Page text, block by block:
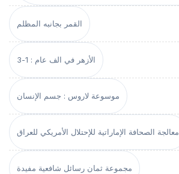
القمر بجانبه المظلم
الأزهر في الف عام : 1-3
موسوعة لاروس : جسم الإنسان
معالجة الصحافة الإماراتية للإحتلال الأمريكي للعراق
مجموعة ثمان رسائل شافعية مفيدة